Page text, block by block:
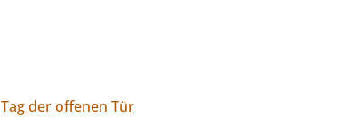
Tag der offenen Tür